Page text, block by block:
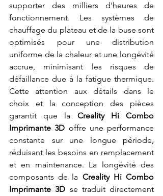
supporter des milliers d'heures de
fonctionnement. Les systèmes de
chauffage du plateau et de la buse sont
optimisés pour une distribution
uniforme de la chaleur et une longévité
accrue, minimisant les risques de
défaillance due à la fatigue thermique.
Cette attention aux détails dans le
choix et la conception des pièces
garantit que la Creality Hi Combo
Imprimante 3D offre une performance
constante sur une longue période,
réduisant les besoins en remplacement
et en maintenance. La longévité des
composants de la Creality Hi Combo
Imprimante 3D se traduit directement